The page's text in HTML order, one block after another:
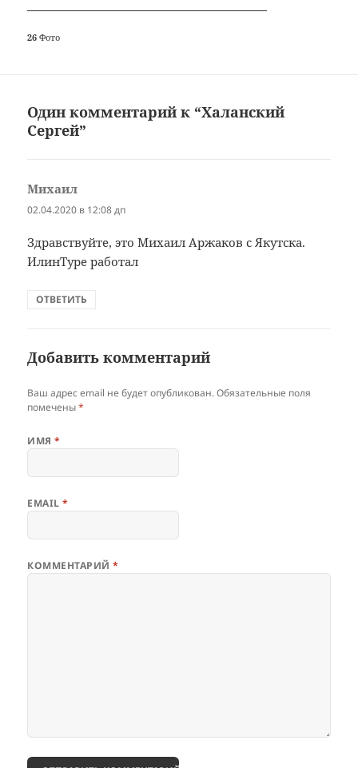
26 Фото
Один комментарий к “Халанский
Сергей”
Михаил
02.04.2020 в 12:08 дп
Здравствуйте, это Михаил Аржаков с Якутска.
ИлинТуре работал
ОТВЕТИТЬ
Добавить комментарий
Ваш адрес email не будет опубликован. Обязательные поля
помечены*
ИМЯ*
EMAIL*
КОММЕНТАРИЙ*